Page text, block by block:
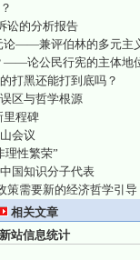
讼的分析报告
论——兼评伯林的多元主
——论公民行宪的主体地
打黑还能打到底吗？
区与哲学根源
里程碑
会议
理性繁荣”
国知识分子代表
策需要新的经济哲学引导
相关文章
新站信息统计